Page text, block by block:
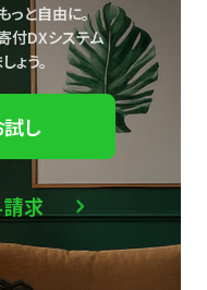
っと自由に。
付DXシステム
ょう。
し
求